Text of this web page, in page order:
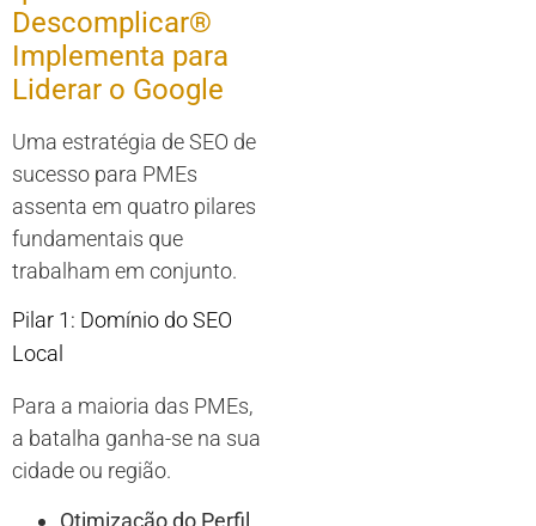
Descomplicar®
Implementa para
Liderar o Google
Uma estratégia de SEO de
sucesso para PMEs
assenta em quatro pilares
fundamentais que
trabalham em conjunto.
Pilar 1: Domínio do SEO
Local
Para a maioria das PMEs,
a batalha ganha-se na sua
cidade ou região.
Otimização do Perfil